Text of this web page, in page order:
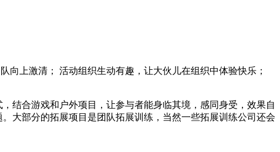
上激清； 活动组织生动有趣，让大伙儿在组织中体验快乐；
结合游戏和户外项目，让参与者能身临其境，感同身受，效果自
大部分的拓展项目是团队拓展训练，当然一些拓展训练公司还会